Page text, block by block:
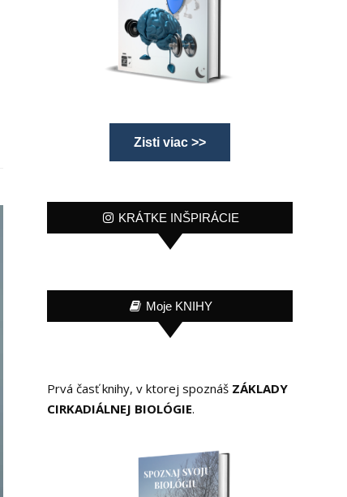
Zisti viac >>
KRÁTKE INŠPIRÁCIE
Moje KNIHY
Prvá časť knihy, v ktorej spoznáš ZÁKLADY
CIRKADIÁLNEJ BIOLÓGIE.